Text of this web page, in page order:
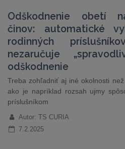
Odškodnenie obetí
činov: automatické
rodinných
nezaručuje
odškodnenie
Treba zohľadniť aj iné okolnosti
ako je napríklad rozsah ujmy
príslušníkom
Autor: TS CURIA
7.2.2025